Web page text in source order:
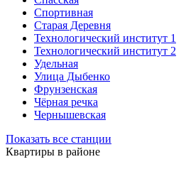
Спортивная
Старая Деревня
Технологический институт 1
Технологический институт 2
Удельная
Улица Дыбенко
Фрунзенская
Чёрная речка
Чернышевская
Показать все станции
Квартиры в районе